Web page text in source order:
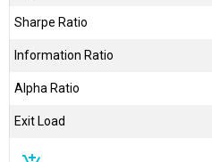
Sharpe Ratio
Information Ratio
Alpha Ratio
Exit Load